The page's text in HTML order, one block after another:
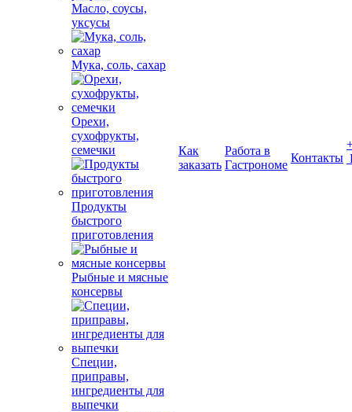
Масло, соусы,
уксусы
Мука, соль, сахар
Орехи,
сухофрукты,
семечки
Продукты
быстрого
приготовления
Рыбные и мясные
консервы
Специи,
приправы,
ингредиенты для
выпечки
Как
заказать
Работа в
Гастрономе
Контакты